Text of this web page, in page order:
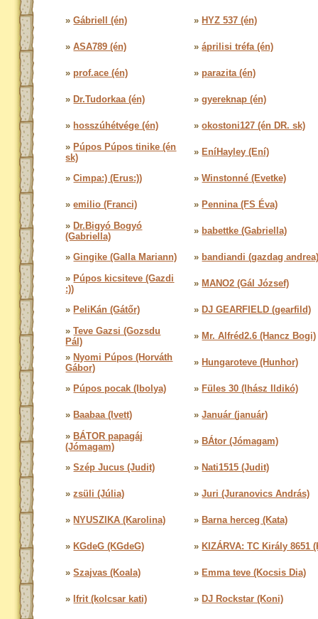
»Gábriell (én) » HYZ 537 (én)
»ASA789 (én) »áprilisi tréfa (én)
» prof.ace (én) » parazita (én)
» Dr.Tudorkaa (én) »gyereknap (én)
» hosszúhétvége (én) »okostoni127 (én DR. sk)
» Púpos Púpos tinike (én
sk)
» EníHayley (Ení)
»Cimpa:) (Erus:)) »Winstonné (Evetke)
»emilio (Franci) » Pennina (FS Éva)
» Dr.Bigyó Bogyó
(Gabriella)
» babettke (Gabriella)
»Gingike (Galla Mariann) » bandiandi (gazdag
» Púpos kicsiteve (Gazdi
:))
» MANO2 (Gál József)
» PeliKán (Gátőr) » DJ GEARFIELD (gearfild)
»Teve Gazsi (Gozsdu
Pál)
» Mr. Alfréd2.6 (Hancz Bogi)
» Nyomi Púpos (Horváth
Gábor)
» Hungaroteve (Hunhor)
» Púpos pocak (Ibolya) » Füles 30 (Ihász Ildikó)
» Baabaa (Ivett) »Január (január)
» BÁTOR papagáj
(Jómagam)
» BÁtor (Jómagam)
»Szép Jucus (Judit) » Nati1515 (Judit)
»zsüli (Júlia) »Juri (Juranovics András)
» NYUSZIKA (Karolina) » Barna herceg (Kata)
» KGdeG (KGdeG) » KIZÁRVA: TC Király 8651
»Szajvas (Koala) » Emma teve (Kocsis Dia)
» Ifrit (kolcsar kati) » DJ Rockstar (Koni)